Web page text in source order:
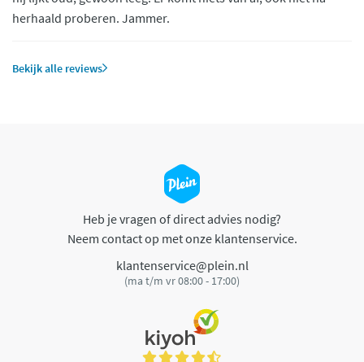
herhaald proberen. Jammer.
Bekijk alle reviews
Heb je vragen of direct advies nodig?
Neem contact op met onze klantenservice.
klantenservice@plein.nl
(ma t/m vr 08:00 - 17:00)